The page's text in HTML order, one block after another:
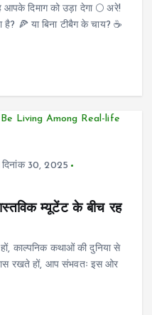
दिमाग को उड़ा देगा 🌕 अरे!
🍕 या बिना टीबैग के चाय? ☕
दिनांक 30, 2025
म्यूटेंट के बीच रह
काल्पनिक कथाओं की दुनिया से
रखते हों, आप संभवतः इस ओर